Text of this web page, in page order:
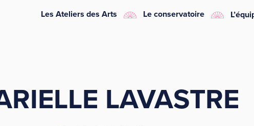
Les Ateliers des Arts Le conservatoire
LAVASTRE